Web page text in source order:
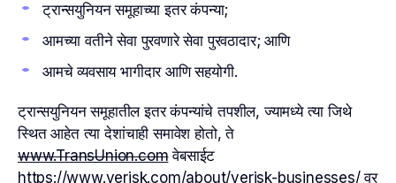
ट्रान्सयुनियन समूहाच्या इतर कंपन्या;
आमच्या वतीने सेवा पुरवणारे सेवा पुरवठादार; आणि
आमचे व्यवसाय भागीदार आणि सहयोगी.
ट्रान्सयुनियन समूहातील इतर कंपन्यांचे तपशील, ज्यामध्ये त्या जिथे
स्थित आहेत त्या देशांचाही समावेश होतो, ते
www.TransUnion.comवेबसाईट
https://www.verisk.com/about/verisk-businesses/वर